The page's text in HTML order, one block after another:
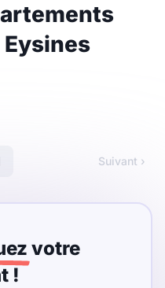
Suivant ›
votre
!